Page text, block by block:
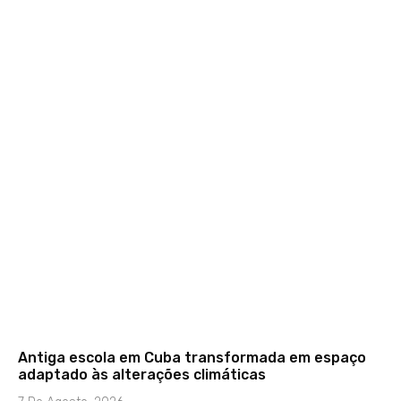
Antiga escola em Cuba transformada em espaço
adaptado às alterações climáticas